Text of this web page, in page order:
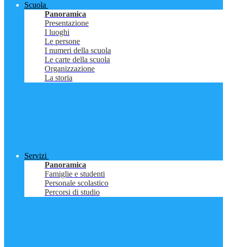
Scuola
Panoramica
Presentazione
I luoghi
Le persone
I numeri della scuola
Le carte della scuola
Organizzazione
La storia
Servizi
Panoramica
Famiglie e studenti
Personale scolastico
Percorsi di studio